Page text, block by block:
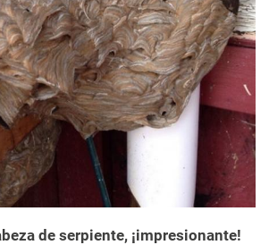
de serpiente, ¡impresionante!